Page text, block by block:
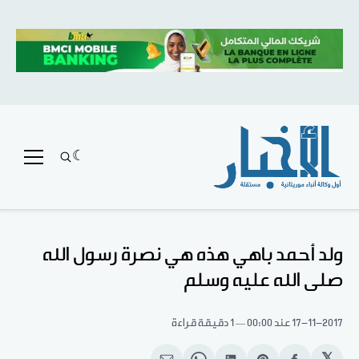
ولد أحمد باهي هذه هي نصرة رسول الله
صلى الله عليه وسلم
17-11-2017 عند 00:00 1 دقيقة قراءة